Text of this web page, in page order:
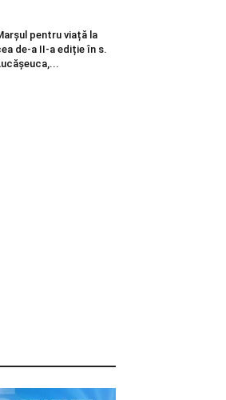
pentru viață la
de-a II-a ediție în s.